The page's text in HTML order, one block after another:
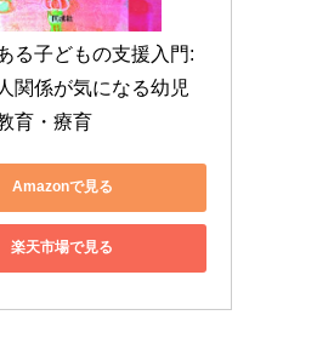
る子どもの支援入門:
関係が気になる幼児
育・療育
Amazonで見る
楽天市場で見る